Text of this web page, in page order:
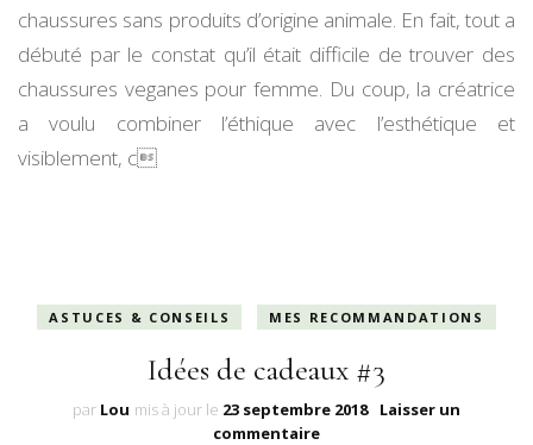
chaussures sans produits d’origine animale. En fait, tout a
débuté par le constat qu’il était difficile de trouver des
chaussures veganes pour femme. Du coup, la créatrice
a voulu combiner l’éthique avec l’esthétique et
visiblement, c
ASTUCES & CONSEILS MES RECOMMANDATIONS
Idées de cadeaux #3
par Lou mis à jour le 23 septembre 2018
Laisser un
commentairesur